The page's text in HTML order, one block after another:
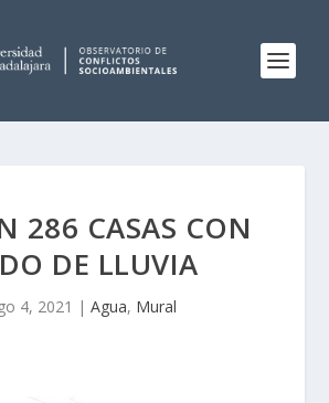
286 CASAS CON
DE LLUVIA
4, 2021 | Agua, Mural